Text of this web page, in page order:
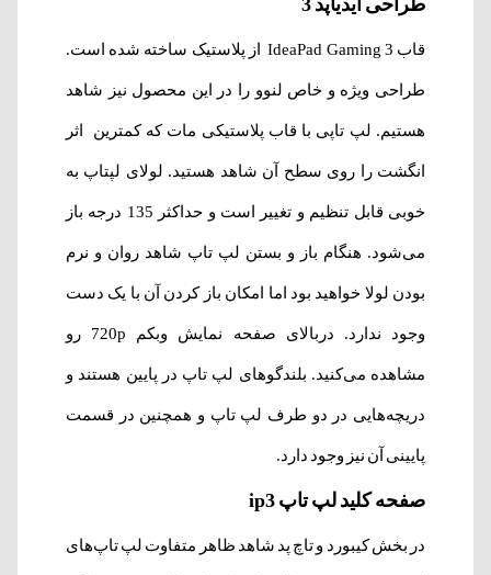
قاب IdeaPad Gaming 3 از پلاستیک ساخته شده است.
طراحی ویژه و خاص لنوو را در این محصول نیز شاهد
هستیم. لپ تاپی با قاب پلاستیکی مات که کمترین اثر
انگشت را روی سطح آن شاهد هستید. لولای لپتاپ به
خوبی قابل تنظیم و تغییر است و حداکثر 135 درجه باز
می‌شود. هنگام باز و بستن لپ تاپ شاهد روان و نرم
بودن لولا خواهید بود اما امکان باز کردن آن با یک دست
وجود ندارد. دربالای صفحه نمایش وبکم 720p رو
مشاهده می‌کنید. بلندگوهای لپ تاپ در پایین هستند و
دریچه‌هایی در دو طرف لپ تاپ و همچنین در قسمت
پایینی آن نیز وجود دارد.
صفحه کلید لپ تاپ ip3
در بخش کیبورد و تاچ پد شاهد ظاهر متفاوت لپ تاپ‌های